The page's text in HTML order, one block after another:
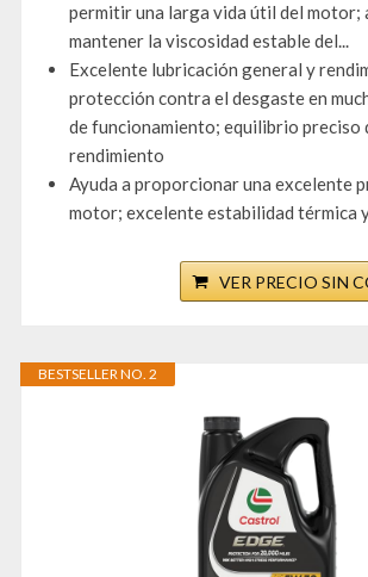
permitir una larga vida útil del motor;
mantener la viscosidad estable del...
Excelente lubricación general y
protección contra el desgaste en
de funcionamiento; equilibrio preciso
rendimiento
Ayuda a proporcionar una excelente
motor; excelente estabilidad térmica
VER PRECIO SIN
BESTSELLER NO. 2